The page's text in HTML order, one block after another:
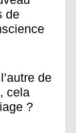
de
de
cela
?